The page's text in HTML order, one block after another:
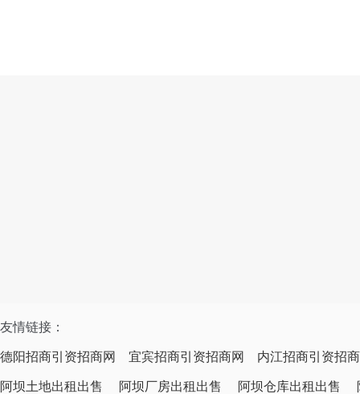
友情链接：
德阳招商引资招商网 宜宾招商引资招商网 内江招商引资招
阿坝土地出租出售 阿坝厂房出租出售 阿坝仓库出租出售